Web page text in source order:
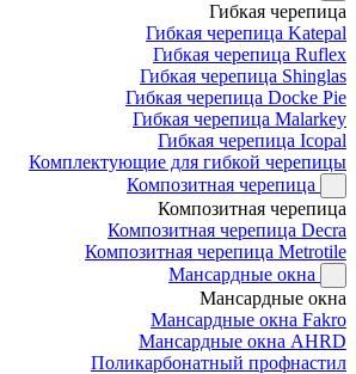
Гибкая черепица
Гибкая черепица Katepal
Гибкая черепица Ruflex
Гибкая черепица Shinglas
Гибкая черепица Docke Pie
Гибкая черепица Malarkey
Гибкая черепица Icopal
Комплектующие для гибкой черепицы
Композитная черепица
Композитная черепица
Композитная черепица Decra
Композитная черепица Metrotile
Мансардные окна
Мансардные окна
Мансардные окна Fakro
Мансардные окна AHRD
Поликарбонатный профнастил